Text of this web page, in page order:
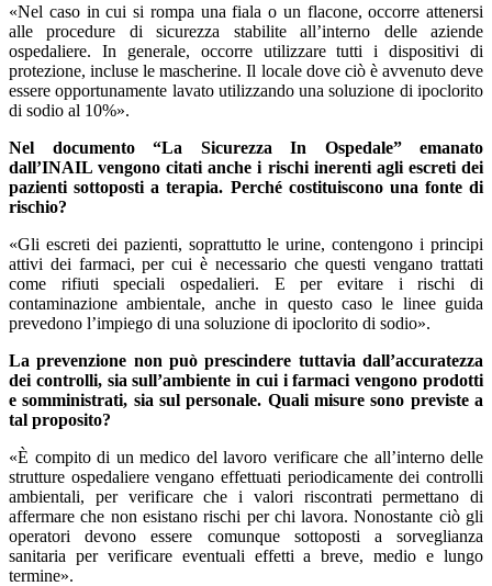
«Nel caso in cui si rompa una fiala o un flacone, occorre attenersi
alle procedure di sicurezza stabilite all’interno delle aziende
ospedaliere. In generale, occorre utilizzare tutti i dispositivi di
protezione, incluse le mascherine. Il locale dove ciò è avvenuto deve
essere opportunamente lavato utilizzando una soluzione di ipoclorito
di sodio al 10%».
Nel documento “La Sicurezza In Ospedale” emanato
dall’INAIL vengono citati anche i rischi inerenti agli escreti dei
pazienti sottoposti a terapia. Perché costituiscono una fonte di
rischio?
«Gli escreti dei pazienti, soprattutto le urine, contengono i principi
attivi dei farmaci, per cui è necessario che questi vengano trattati
come rifiuti speciali ospedalieri. E per evitare i rischi di
contaminazione ambientale, anche in questo caso le linee guida
prevedono l’impiego di una soluzione di ipoclorito di sodio».
La prevenzione non può prescindere tuttavia dall’accuratezza
dei controlli, sia sull’ambiente in cui i farmaci vengono prodotti
e somministrati, sia sul personale. Quali misure sono previste a
tal proposito?
«È compito di un medico del lavoro verificare che all’interno delle
strutture ospedaliere vengano effettuati periodicamente dei controlli
ambientali, per verificare che i valori riscontrati permettano di
affermare che non esistano rischi per chi lavora. Nonostante ciò gli
operatori devono essere comunque sottoposti a sorveglianza
sanitaria per verificare eventuali effetti a breve, medio e lungo
termine».